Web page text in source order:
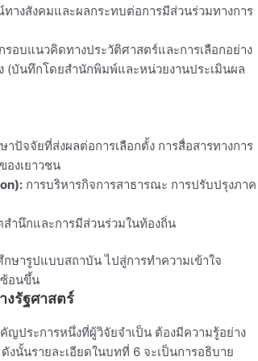
างสังคมและผลกระทบต่อการมีส่วนร่วมทางการ
รอบแนวคิดทางประวัติศาสตร์และการเลือกอย่าง
(บันทึกโดยสำนักพิมพ์และหน่วยงานประเมินผล
าปัจจัยที่ส่งผลต่อการเลือกตั้ง การสื่อสารทางการ
องเยาวชน
การบริหารกิจการสาธารณะ การปรับปรุงภาค
สำนึกและการมีส่วนร่วมในท้องถิ่น
ษารูปแบบสถาบัน ไปสู่การทำความเข้าใจ
อนขึ้น
งรัฐศาสตร์
ญประการหนึ่งที่ผู้วิจัยจำเป็น ต้องมีความรู้อย่าง
งนั้นรายละเอียดในบทที่ 6 จะเป็นการอธิบาย